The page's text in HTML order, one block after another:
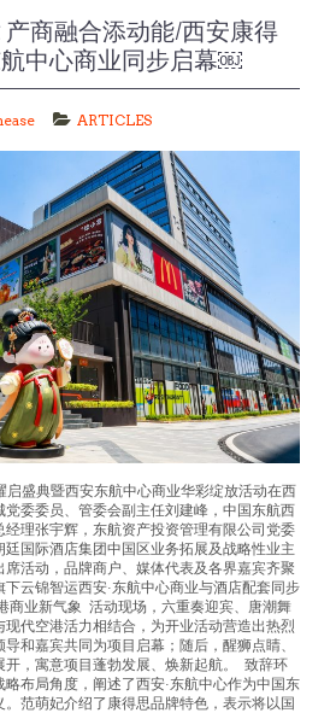
产商融合添动能/西安康得
中心商业同步启幕￼
委委员、管委会副主任刘建峰，中国东航西
理张宇辉，东航资产投资管理有限公司党委
国际酒店集团中国区业务拓展及战略性业主
活动，品牌商户、媒体代表及各界嘉宾齐聚
云锦智运西安·东航中心商业与酒店配套同步
商业新气象 活动现场，六重奏迎宾、唐潮舞
代空港活力相结合，为开业活动营造出热烈
和嘉宾共同为项目启幕；随后，醒狮点睛、
，寓意项目蓬勃发展、焕新起航。 致辞环
布局角度，阐述了西安·东航中心作为中国东
范萌妃介绍了康得思品牌特色，表示将以国
品质升级。Read More …